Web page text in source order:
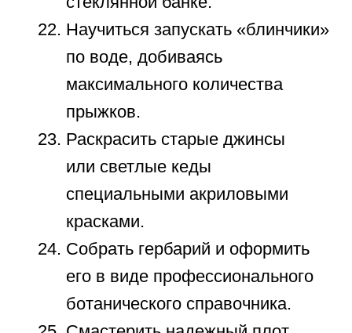
досуга, взрослые часто впадают
в крайности. Самая губительная из
отсутствие баланса. Пытаясь
занять каждую минуту полезными
делами, вы лишаете школьника
времени на банальный отдых. Мозг
новую информацию. Другая
крайность —полное
попустительство , когда гаджеты
заменяют реальную жизнь. Каждый
ребенок должен иметь четкий режим
дня.
Счастливый ребенок — это результат
внимания и любви. Совместные
активности сближают поколения.